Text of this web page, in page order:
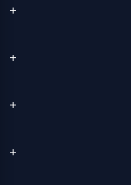
add
add
add
add